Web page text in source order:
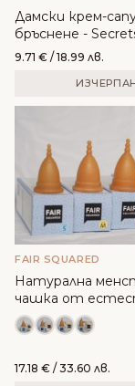
Дамски крем-
бръснене -
Provence
9.71 € / 18.99 лв.
FAIR SQUARED
Натурална
чашка от
гума - Fair Squared
17.18 € / 33.60 лв.